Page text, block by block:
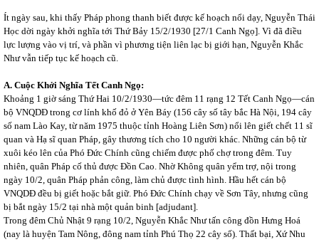
Ít ngày sau, khi thấy Pháp phong thanh biết được kế hoạch nổi dạy, Nguyễn Thái
Học dời ngày khởi nghĩa tới Thứ Bảy 15/2/1930 [27/1 Canh Ngọ]. Vì đã điều
lực lượng vào vị trí, và phần vì phương tiện liên lạc bị giới hạn, Nguyễn Khắc
Như vẫn tiếp tục kế hoạch cũ.
A. Cuộc Khởi Nghĩa Tết Canh Ngọ:
Khoảng 1 giờ sáng Thứ Hai 10/2/1930—tức đêm 11 rạng 12 Tết Canh Ngọ—cán
bộ VNQDĐ trong cơ lính khố đỏ ở Yên Báy (156 cây số tây bắc Hà Nội, 194 cây
số nam Lào Kay, từ năm 1975 thuộc tỉnh Hoàng Liên Sơn) nổi lên giết chết 11 sĩ
quan và Hạ sĩ quan Pháp, gây thương tích cho 10 người khác. Những cán bộ từ
xuôi kéo lên của Phó Đức Chính cũng chiếm được phố chợ trong đêm. Tuy
nhiên, quân Pháp cố thủ được Đồn Cao. Nhờ Không quân yểm trợ, nội trong
ngày 10/2, quân Pháp phản công, làm chủ được tình hình. Hầu hết cán bộ
VNQDĐ đều bị giết hoặc bắt giữ. Phó Đức Chính chạy về Sơn Tây, nhưng cũng
bị bắt ngày 15/2 tại nhà một quản binh [adjudant].
Trong đêm Chủ Nhật 9 rạng 10/2, Nguyễn Khắc Như tấn công đồn Hưng Hoá
(nay là huyện Tam Nông, đông nam tỉnh Phú Thọ 22 cây số). Thất bại, Xứ Nhu